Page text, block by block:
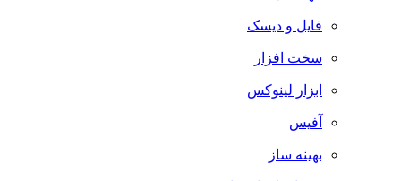
فایل و دیسک
سخت افزار
ابزار لینوکس
آفیس
بهینه ساز